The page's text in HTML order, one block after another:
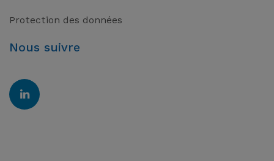
Protection des données
Nous suivre